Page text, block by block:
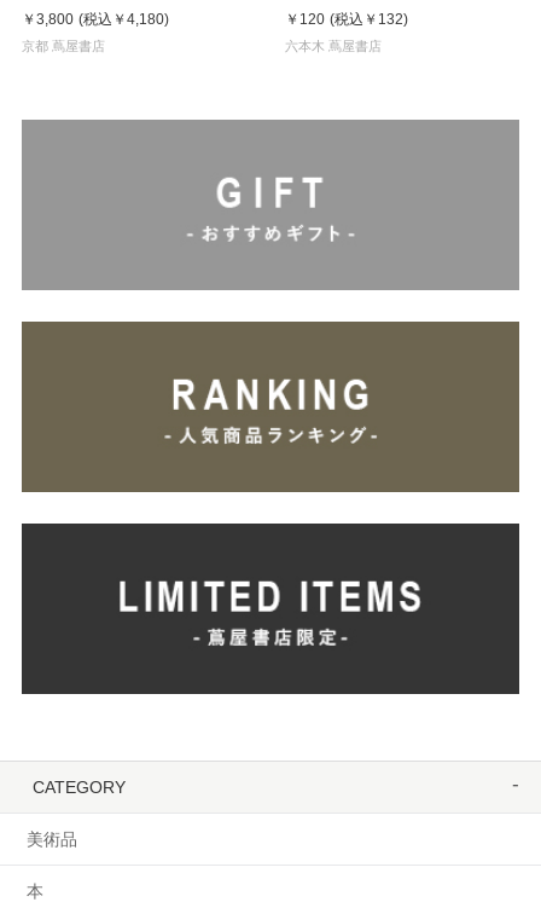
￥3,800 (税込 ￥4,180)
京都 蔦屋書店
￥120 (税込 ￥132)
六本木 蔦屋書店
CATEGORY
美術品
本